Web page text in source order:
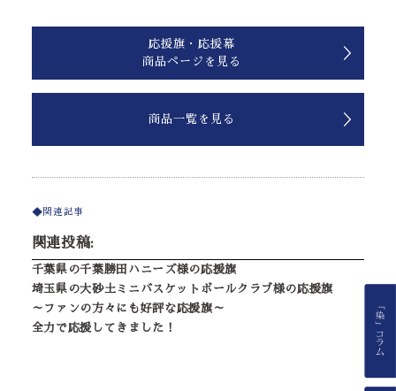
商品一覧を見る
応援旗・応援幕
商品ページを見る
関連記事
関連投稿:
千葉県の千葉勝田ハニーズ様の応援旗
埼玉県の大砂土ミニバスケットボールクラブ様の応援旗
～ファンの方々にも好評な応援旗～
全力で応援してきました！